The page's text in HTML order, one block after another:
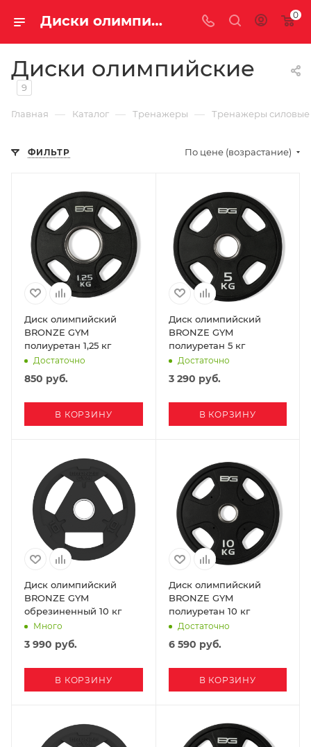
Диски олимпийские купить недорого с доставкой 0
Диски олимпийские
9
Главная — Каталог — Тренажеры — Тренажеры силовые
ФИЛЬТР По цене (возрастание)
Диск олимпийский
BRONZE GYM
полиуретан 1,25 кг
Достаточно
850 руб.
В КОРЗИНУ
Диск олимпийский
BRONZE GYM
полиуретан 5 кг
Достаточно
3 290 руб.
В КОРЗИНУ
Диск олимпийский
BRONZE GYM
обрезиненный 10 кг
Много
3 990 руб.
В КОРЗИНУ
Диск олимпийский
BRONZE GYM
полиуретан 10 кг
Достаточно
6 590 руб.
В КОРЗИНУ